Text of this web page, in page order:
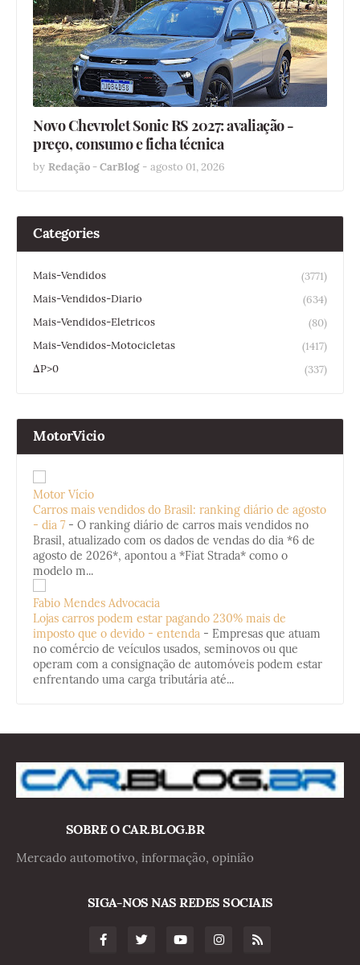
Novo Chevrolet Sonic RS 2027: avaliação -
preço, consumo e ficha técnica
by Redação - CarBlog - agosto 01, 2026
Categories
Mais-Vendidos
(3771)
Mais-Vendidos-Diario
(634)
Mais-Vendidos-Eletricos
(80)
Mais-Vendidos-Motocicletas
(1417)
ΔP>0
(337)
MotorVicio
Motor Vício
Carros mais vendidos do Brasil: ranking diário de agosto
- dia 7 - O ranking diário de carros mais vendidos no
Brasil, atualizado com os dados de vendas do dia *6 de
agosto de 2026*, apontou a *Fiat Strada* como o
modelo m...
Fabio Mendes Advocacia
Lojas carros podem estar pagando 230% mais de
imposto que o devido - entenda - Empresas que atuam
no comércio de veículos usados, seminovos ou que
operam com a consignação de automóveis podem estar
enfrentando uma carga tributária até...
SOBRE O CAR.BLOG.BR
Mercado automotivo, informação, opinião
SIGA-NOS NAS REDES SOCIAIS